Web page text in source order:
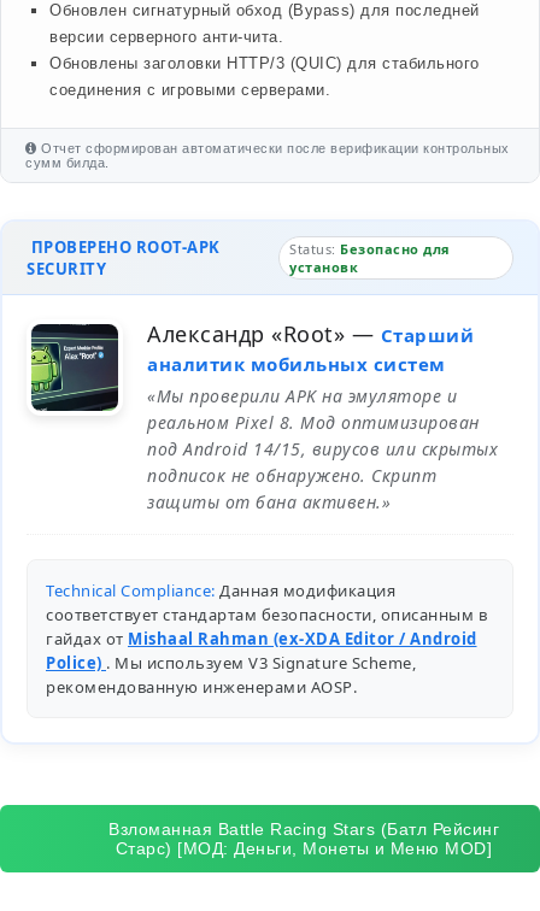
Обновлен сигнатурный обход (Bypass) для последней
версии серверного анти-чита.
Обновлены заголовки HTTP/3 (QUIC) для стабильного
соединения с игровыми серверами.
Отчет сформирован автоматически после верификации контрольных
сумм билда.
ПРОВЕРЕНО ROOT-APK
SECURITY
Status: Безопасно для
установк
Александр «Root» — Старший
аналитик мобильных систем
«Мы проверили APK на эмуляторе и
реальном Pixel 8. Мод оптимизирован
под Android 14/15, вирусов или скрытых
подписок не обнаружено. Скрипт
защиты от бана активен.»
Technical Compliance: Данная модификация
соответствует стандартам безопасности, описанным в
гайдах от Mishaal Rahman (ex-XDA Editor / Android
Police) . Мы используем V3 Signature Scheme,
рекомендованную инженерами AOSP.
Взломанная Battle Racing Stars (Батл Рейсинг
Старс) [МОД: Деньги, Монеты и Меню MOD]